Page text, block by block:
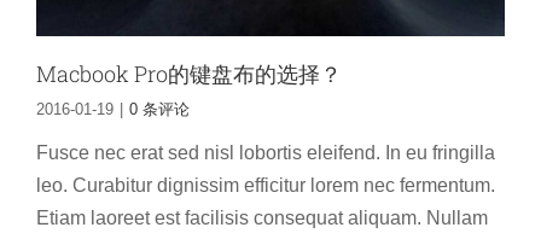
Macbook Pro的键盘布的选择？
2016-01-19 0 条评论
Fusce nec erat sed nisl lobortis eleifend. In eu fringilla
leo. Curabitur dignissim efficitur lorem nec fermentum.
Etiam laoreet est facilisis consequat aliquam. Nullam